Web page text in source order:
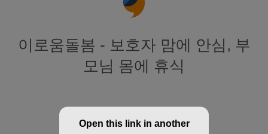
이로움돌봄 - 보호자 맘에 안심, 부
모님 몸에 휴식